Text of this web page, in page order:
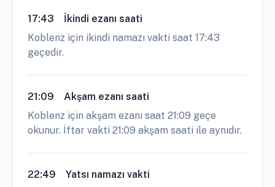
17:43
İkindi ezanı saati
Koblenz için ikindi namazı vakti saat 17:43
geçedir.
21:09
Akşam ezanı saati
Koblenz için akşam ezanı saat 21:09 geçe
okunur. İftar vakti 21:09 akşam saati ile aynıdır.
22:49
Yatsı namazı vakti